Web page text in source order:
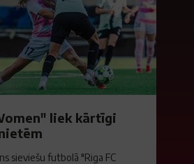
liek kārtīgi
sieviešu futbolā "Riga FC